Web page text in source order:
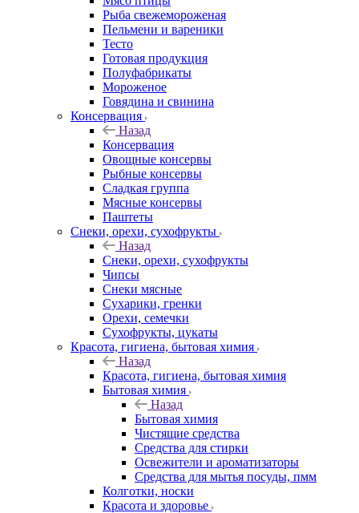
Рыба свежемороженая
Пельмени и вареники
Тесто
Готовая продукция
Полуфабрикаты
Мороженое
Говядина и свинина
Консервация
Назад
Консервация
Овощные консервы
Рыбные консервы
Сладкая группа
Мясные консервы
Паштеты
Снеки, орехи, сухофрукты
Назад
Снеки, орехи, сухофрукты
Чипсы
Снеки мясные
Сухарики, гренки
Орехи, семечки
Сухофрукты, цукаты
Красота, гигиена, бытовая химия
Назад
Красота, гигиена, бытовая химия
Бытовая химия
Назад
Бытовая химия
Чистящие средства
Средства для стирки
Освежители и ароматизаторы
Средства для мытья посуды, пмм
Колготки, носки
Красота и здоровье